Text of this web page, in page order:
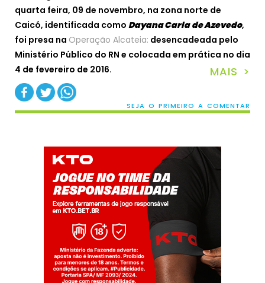
quarta feira, 09 de novembro, na zona norte de
Caicó, identificada como Dayana Carla de Azevedo,
foi presa na Operação Alcateia: desencadeada pelo
Ministério Público do RN e colocada em prática no dia
4 de fevereiro de 2016.
MAIS >
SEJA O PRIMEIRO A COMENTAR